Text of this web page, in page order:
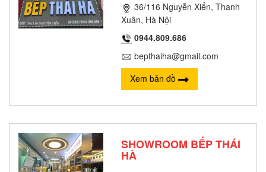
36/116 Nguyễn Xiển, Thanh
Xuân, Hà Nội
0944.809.686
bepthaiha@gmail.com
Xem bản đồ
SHOWROOM BẾP THÁI
HÀ